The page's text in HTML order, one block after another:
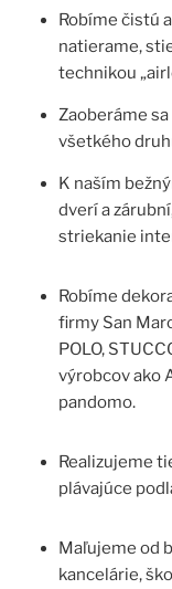
Robíme čistú
natierame,
technikou
Zaoberáme
všetkého
K naším
dverí a
striekanie
Robíme
firmy San
POLO,
výrobcov ako
pandomo.
Realizujeme
plávajúce
Maľujeme od
kancelárie,